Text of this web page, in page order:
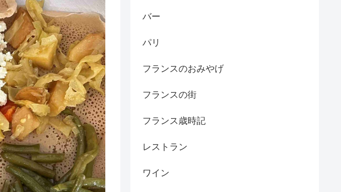
バー
パリ
フランスのおみやげ
フランスの街
フランス歳時記
レストラン
ワイン